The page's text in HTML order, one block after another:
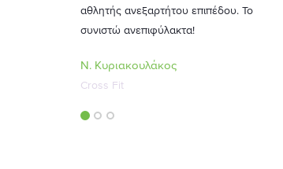
επιπέδου. Το